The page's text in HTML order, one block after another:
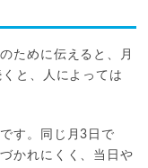
ために伝えると、月
と、人によっては
す。同じ月3日で
かれにくく、当日や